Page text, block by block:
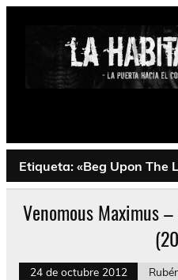
Saltar
Psychedelic, Stoner,
Etiqueta: «Beg Upon The
Venomous Maximus
24 de octubre 2012